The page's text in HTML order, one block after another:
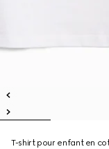
T-shirt pour enfant en